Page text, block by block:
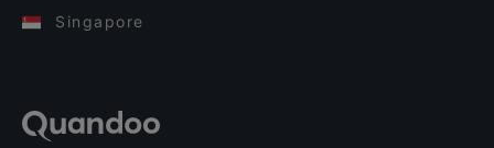
Singapore